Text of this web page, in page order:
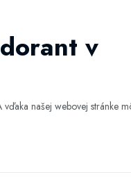
v
vďaka našej webovej stránke